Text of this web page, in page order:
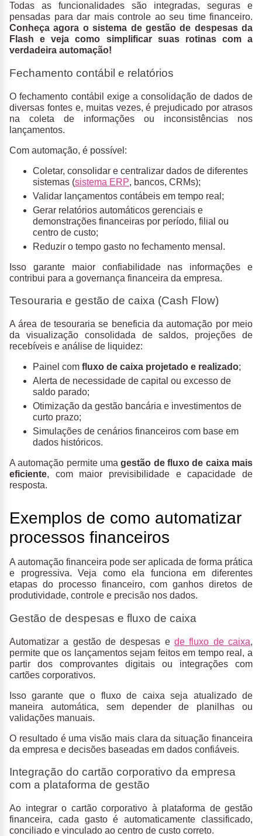
Todas as funcionalidades são integradas, seguras e
pensadas para dar mais controle ao seu time financeiro.
Conheça agora o sistema de gestão de despesas da
Flash e veja como simplificar suas rotinas com a
verdadeira automação!
Fechamento contábil e relatórios
O fechamento contábil exige a consolidação de dados de
diversas fontes e, muitas vezes, é prejudicado por atrasos
na coleta de informações ou inconsistências nos
lançamentos.
Com automação, é possível:
Coletar, consolidar e centralizar dados de diferentes
sistemas (sistema ERP, bancos, CRMs);
Validar lançamentos contábeis em tempo real;
Gerar relatórios automáticos gerenciais e
demonstrações financeiras por período, filial ou
centro de custo;
Reduzir o tempo gasto no fechamento mensal.
Isso garante maior confiabilidade nas informações e
contribui para a governança financeira da empresa.
Tesouraria e gestão de caixa (Cash Flow)
A área de tesouraria se beneficia da automação por meio
da visualização consolidada de saldos, projeções de
recebíveis e análise de liquidez:
Painel com fluxo de caixa projetado e realizado;
Alerta de necessidade de capital ou excesso de
saldo parado;
Otimização da gestão bancária e investimentos de
curto prazo;
Simulações de cenários financeiros com base em
dados históricos.
A automação permite umagestão de fluxo de caixa mais
eficiente, com maior previsibilidade e capacidade de
resposta.
Exemplos de como automatizar
processos financeiros
A automação financeira pode ser aplicada de forma prática
e progressiva. Veja como ela funciona em diferentes
etapas do processo financeiro, com ganhos diretos de
produtividade, controle e precisão nos dados.
Gestão de despesas e fluxo de caixa
Automatizar a gestão de despesas e de fluxo de caixa,
permite que os lançamentos sejam feitos em tempo real, a
partir dos comprovantes digitais ou integrações com
cartões corporativos.
Isso garante que o fluxo de caixa seja atualizado de
maneira automática, sem depender de planilhas ou
validações manuais.
O resultado é uma visão mais clara da situação financeira
da empresa e decisões baseadas em dados confiáveis.
Integração do cartão corporativo da empresa
com a plataforma de gestão
Ao integrar o cartão corporativo à plataforma de gestão
financeira, cada gasto é automaticamente classificado,
conciliado e vinculado ao centro de custo correto.